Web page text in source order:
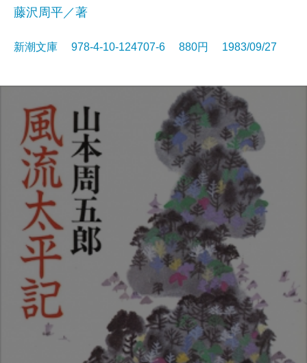
藤沢周平／著
新潮文庫 978-4-10-124707-6 880円 1983/09/27